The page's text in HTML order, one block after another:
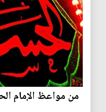
من مواعظ الإمام